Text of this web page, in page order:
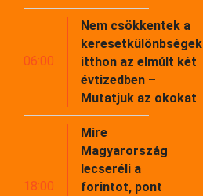
06:00
Nem csökkentek a
keresetkülönbségek
itthon az elmúlt két
évtizedben –
Mutatjuk az okokat
18:00
Mire
Magyarország
lecseréli a
forintot, pont